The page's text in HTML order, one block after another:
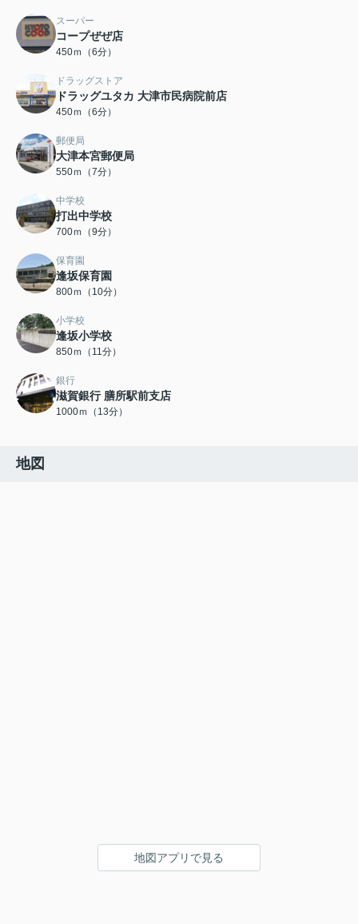
スーパー
コープぜぜ店
450ｍ（6分）
ドラッグストア
ドラッグユタカ 大津市民病院前店
450ｍ（6分）
郵便局
大津本宮郵便局
550ｍ（7分）
中学校
打出中学校
700ｍ（9分）
保育園
逢坂保育園
800ｍ（10分）
小学校
逢坂小学校
850ｍ（11分）
銀行
滋賀銀行 膳所駅前支店
1000ｍ（13分）
地図
地図アプリで見る